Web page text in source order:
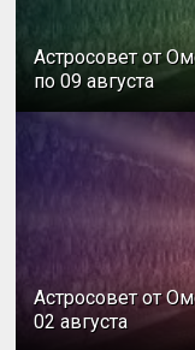
Астросовет от
по 09 августа
Астросовет от
02 августа